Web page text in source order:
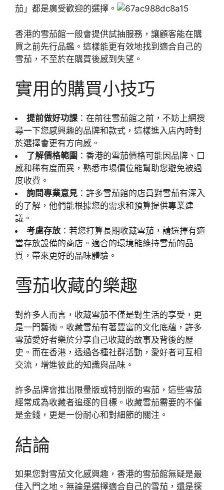
茄」都是廣受歡迎的選擇。
香港的雪茄館一般會提供試抽服務，讓顧客能在購
買之前先行品鑑。這樣能更有效地找到適合自己的
雪茄，不至於在購買後感到失望。
實用的購買小技巧
提前做好功課 ：在前往雪茄館之前，不妨上網搜
尋一下您感興趣的品牌和款式，這樣進入店內時對
於選擇會更有方向感。
了解價格範圍 ：香港的雪茄價格可能因品牌、口
感和稀有度而異，熟悉市場價位能幫助您避免被過
度收費。
詢問專業意見 ：許多雪茄館的店員對雪茄有深入
的了解，他們能根據您的需求和預算提供專業建
議。
考慮存放 ：若您打算長期收藏雪茄，請選擇有適
當存放設備的商店。適合的環境能維持雪茄的品
質，帶來更好的品味體驗。
雪茄收藏的樂趣
對許多人而言，收藏雪茄不僅是對生活的享受，更
是一門藝術。收藏雪茄有著豐富的文化底蘊，許多
雪茄愛好者樂於分享自己收藏的故事及背後的歷
史。而在香港，透過各種社群活動，愛好者可互相
交流，增進彼此的知識與品味。
許多品牌會推出限量版或特別版的雪茄，這些雪茄
經常成為收藏者追逐的目標。收藏雪茄需要的不僅
是金錢，更是一份耐心和對細節的關注。
結論
如果您對雪茄文化感興趣，香港的雪茄館無疑是最
佳入門之地。無論是選擇適合自己的雪茄，還是探